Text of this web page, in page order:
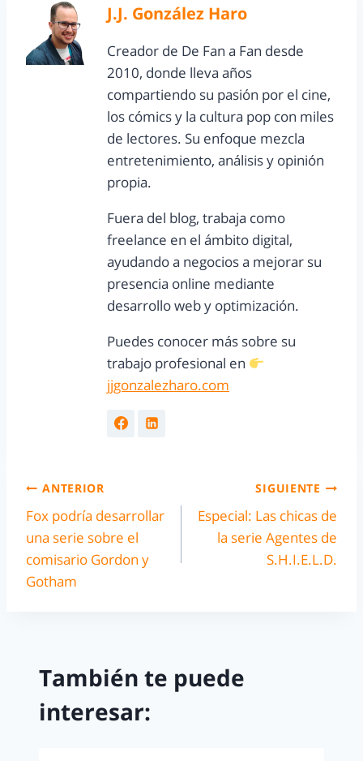
J.J. González Haro
Creador de De Fan a Fan desde
2010, donde lleva años
compartiendo su pasión por el cine,
los cómics y la cultura pop con miles
de lectores. Su enfoque mezcla
entretenimiento, análisis y opinión
propia.
Fuera del blog, trabaja como
freelance en el ámbito digital,
ayudando a negocios a mejorar su
presencia online mediante
desarrollo web y optimización.
Puedes conocer más sobre su
trabajo profesional en
jjgonzalezharo.com
ANTERIOR
Fox podría desarrollar
una serie sobre el
comisario Gordon y
Gotham
SIGUIENTE
Especial: Las chicas de
la serie Agentes de
S.H.I.E.L.D.
También te puede
interesar: